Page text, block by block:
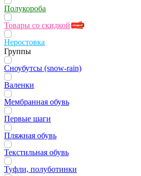
Полукороба
Товары со скидкой
Неростовка
Группы
Сноубутсы (snow-rain)
Валенки
Мембранная обувь
Первые шаги
Пляжная обувь
Текстильная обувь
Туфли, полуботинки